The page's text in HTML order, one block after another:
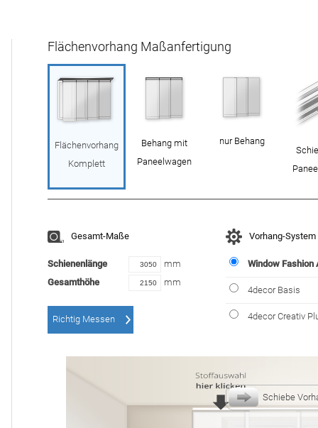
Flächenvorhang Maßanfertigung
Flächenvorhang
Komplett
Behang mit
Paneelwagen
nur Behang
Gesamt-Maße
Schienenlänge
mm
Gesamthöhe
mm
Richtig Messen
Vorhang-System
Window Fashion
4decor Basis
4decor Creativ
Schiebe